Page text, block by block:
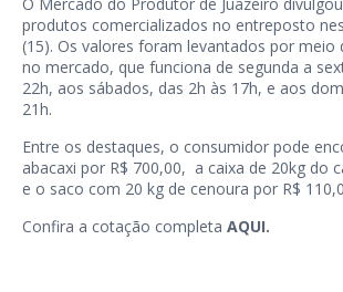
produtos comercializados no entreposto
(15). Os valores foram levantados por meio
no mercado, que funciona de segunda a
22h, aos sábados, das 2h às 17h, e aos
21h.
Entre os destaques, o consumidor pode
abacaxi por R$ 700,00, a caixa de 20kg do
e o saco com 20 kg de cenoura por R$
Confira a cotação completa AQUI.